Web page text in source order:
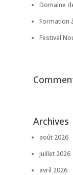
Domaine
Formation
Festival
Archives
août 2026
juillet 2026
avril 2026